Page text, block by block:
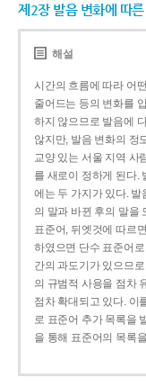
제2장 발음 변화에 따
해설
시간의 흐름에 따라 어
줄어드는 등의 변화를
하지 않으므로 발음에
않지만, 발음 변화의 정
교양 있는 서울 지역 사
를 새로이 정하게 된다.
에는 두 가지가 있다. 발
의 말과 바뀐 후의 말을
표준어, 뒤엣것에 따르
하였으면 단수 표준어
간의 과도기가 있으므
의 규범적 사용을 점차
점차 확대되고 있다. 이
로 표준어 추가 목록을
을 통해 표준어의 목록